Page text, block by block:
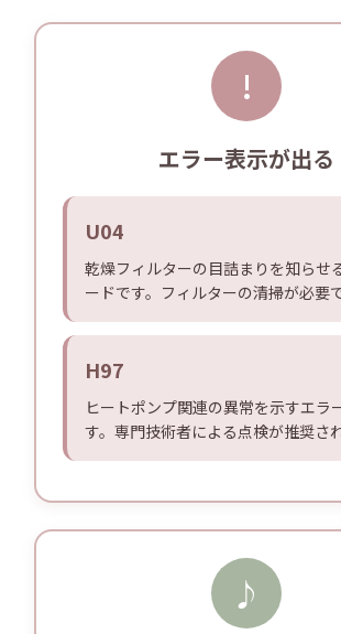
!
エラー表示が出る
U04
乾燥フィルターの目詰まりを知らせ
ードです。フィルターの清掃が必要で
H97
ヒートポンプ関連の異常を示すエラ
す。専門技術者による点検が推奨され
♪